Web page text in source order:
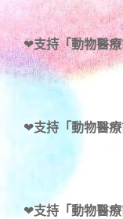
❤支持「動物醫
❤支持「動物醫療
❤支持「動物醫療